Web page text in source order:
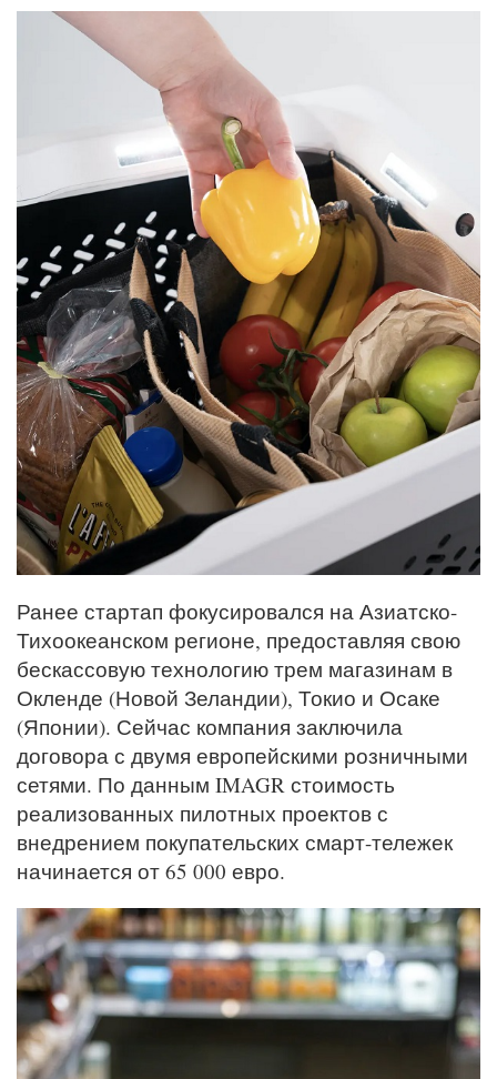
Ранее стартап фокусировался на Азиатско-
Тихоокеанском регионе, предоставляя свою
бескассовую технологию трем магазинам в
Окленде (Новой Зеландии), Токио и Осаке
(Японии). Сейчас компания заключила
договора с двумя европейскими розничными
сетями. По данным IMAGR стоимость
реализованных пилотных проектов с
внедрением покупательских смарт-тележек
начинается от 65 000 евро.